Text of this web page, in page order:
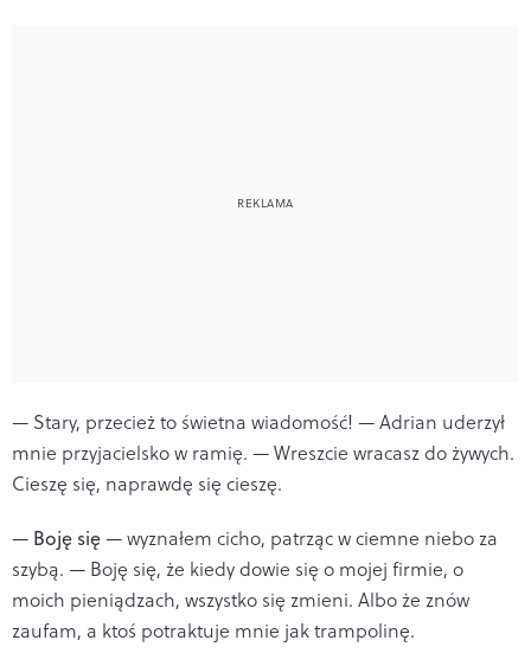
— Stary, przecież to świetna wiadomość! — Adrian uderzył
mnie przyjacielsko w ramię. — Wreszcie wracasz do żywych.
Cieszę się, naprawdę się cieszę.
— Boję się— wyznałem cicho, patrząc w ciemne niebo za
szybą. — Boję się, że kiedy dowie się o mojej firmie, o
moich pieniądzach, wszystko się zmieni. Albo że znów
zaufam, a ktoś potraktuje mnie jak trampolinę.